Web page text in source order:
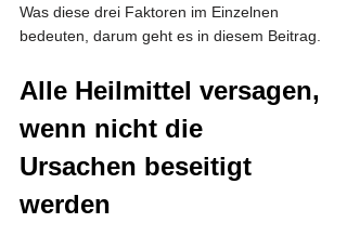
Was diese drei Faktoren im Einzelnen
bedeuten, darum geht es in diesem Beitrag.
Alle Heilmittel versagen,
wenn nicht die
Ursachen beseitigt
werden